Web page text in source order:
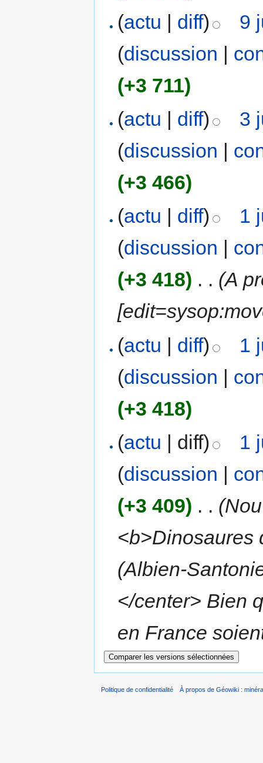
(actu | diff)
9
(discussion |
(+3 711)
(actu | diff)
3
(discussion |
(+3 466)
(actu diff)
1
(discussion
(+3 418) . . (A
(actu | diff)
1
(discussion |
(+3 418)
(actu | diff)
1
(discussion |
(+3 409) . .
<b>Dinosaures
(Albien-
</center> Bien
en France
Politique de confidentialité À propos de Géowiki :